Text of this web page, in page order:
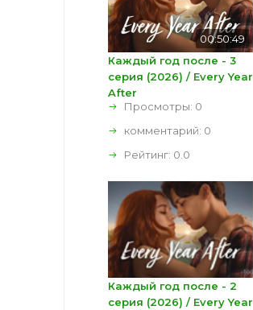
00:50:49
Каждый год после - 3
серия (2026) / Every Year
After
Просмотры: 0
комментарий: 0
Рейтинг: 0.0
Каждый год после - 2
серия (2026) / Every Year